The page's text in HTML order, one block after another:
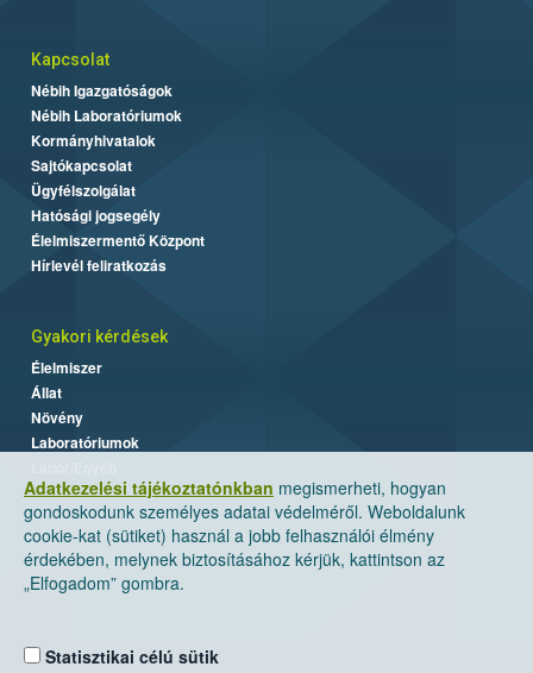
Adatkezelési tájékoztatónkban megismerheti, hogyan
gondoskodunk személyes adatai védelméről. Weboldalunk
cookie-kat (sütiket) használ a jobb felhasználói élmény
érdekében, melynek biztosításához kérjük, kattintson az
„Elfogadom” gombra.
Statisztikai célú sütik
Kapcsolat
Nébih Igazgatóságok
Nébih Laboratóriumok
Kormányhivatalok
Sajtókapcsolat
Ügyfélszolgálat
Hatósági jogsegély
Élelmiszermentő Központ
Hírlevél feliratkozás
Gyakori kérdések
Élelmiszer
Állat
Növény
Laboratóriumok